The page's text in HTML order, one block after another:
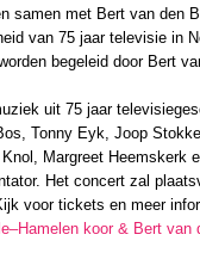
samen met Bert van den
van 75 jaar televisie in
begeleid door Bert
uit 75 jaar
Tonny Eyk, Joop
Margreet Heemskerk
Het concert zal
voor tickets en meer
koor & Bert van